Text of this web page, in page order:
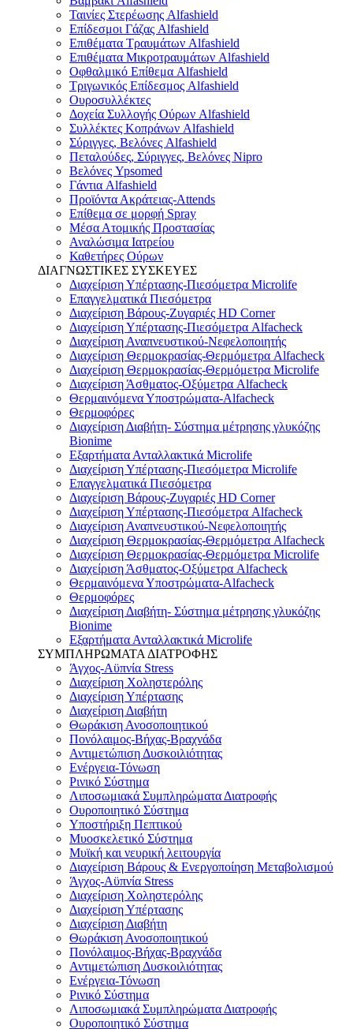
Ταινίες Στερέωσης Alfashield
Επίδεσμοι Γάζας Alfashield
Επιθέματα Τραυμάτων Alfashield
Επιθέματα Μικροτραυμάτων Alfashield
Οφθαλμικό Eπίθεμα Alfashield
Τριγωνικός Επίδεσμος Alfashield
Ουροσυλλέκτες
Δοχεία Συλλογής Ούρων Alfashield
Συλλέκτες Κοπράνων Alfashield
Σύριγγες, Βελόνες Alfashield
Πεταλούδες, Σύριγγες, Βελόνες Nipro
Βελόνες Ypsomed
Γάντια Alfashield
Προϊόντα Ακράτειας-Attends
Επίθεμα σε μορφή Spray
Μέσα Ατομικής Προστασίας
Αναλώσιμα Ιατρείου
Καθετήρες Ούρων
ΔΙΑΓΝΩΣΤΙΚΕΣ ΣΥΣΚΕΥΕΣ
Διαχείριση Υπέρτασης-Πιεσόμετρα Microlife
Επαγγελματικά Πιεσόμετρα
Διαχείριση Βάρους-Ζυγαριές HD Corner
Διαχείριση Υπέρτασης-Πιεσόμετρα Alfacheck
Διαχείριση Αναπνευστικού-Νεφελοποιητής
Διαχείριση Θερμοκρασίας-Θερμόμετρα Alfacheck
Διαχείριση Θερμοκρασίας-Θερμόμετρα Microlife
Διαχείριση Άσθματος-Οξύμετρα Alfacheck
Θερμαινόμενα Υποστρώματα-Alfacheck
Θερμοφόρες
Διαχείριση Διαβήτη- Σύστημα μέτρησης γλυκόζης
Bionime
Εξαρτήματα Ανταλλακτικά Microlife
Διαχείριση Υπέρτασης-Πιεσόμετρα Microlife
Επαγγελματικά Πιεσόμετρα
Διαχείριση Βάρους-Ζυγαριές HD Corner
Διαχείριση Υπέρτασης-Πιεσόμετρα Alfacheck
Διαχείριση Αναπνευστικού-Νεφελοποιητής
Διαχείριση Θερμοκρασίας-Θερμόμετρα Alfacheck
Διαχείριση Θερμοκρασίας-Θερμόμετρα Microlife
Διαχείριση Άσθματος-Οξύμετρα Alfacheck
Θερμαινόμενα Υποστρώματα-Alfacheck
Θερμοφόρες
Διαχείριση Διαβήτη- Σύστημα μέτρησης γλυκόζης
Bionime
Εξαρτήματα Ανταλλακτικά Microlife
ΣΥΜΠΛΗΡΩΜΑΤΑ ΔΙΑΤΡΟΦΗΣ
Άγχος-Αϋπνία Stress
Διαχείριση Χοληστερόλης
Διαχείριση Υπέρτασης
Διαχείριση Διαβήτη
Θωράκιση Ανοσοποιητικού
Πονόλαιμος-Βήχας-Βραχνάδα
Αντιμετώπιση Δυσκοιλιότητας
Eνέργεια-Τόνωση
Ρινικό Σύστημα
Λιποσωμιακά Συμπληρώματα Διατροφής
Ουροποιητικό Σύστημα
Υποστήριξη Πεπτικού
Μυοσκελετικό Σύστημα
Μυϊκή και νευρική λειτουργία
Διαχείριση Βάρους & Ενεργοποίηση Μεταβολισμού
Άγχος-Αϋπνία Stress
Διαχείριση Χοληστερόλης
Διαχείριση Υπέρτασης
Διαχείριση Διαβήτη
Θωράκιση Ανοσοποιητικού
Πονόλαιμος-Βήχας-Βραχνάδα
Αντιμετώπιση Δυσκοιλιότητας
Eνέργεια-Τόνωση
Ρινικό Σύστημα
Λιποσωμιακά Συμπληρώματα Διατροφής
Ουροποιητικό Σύστημα